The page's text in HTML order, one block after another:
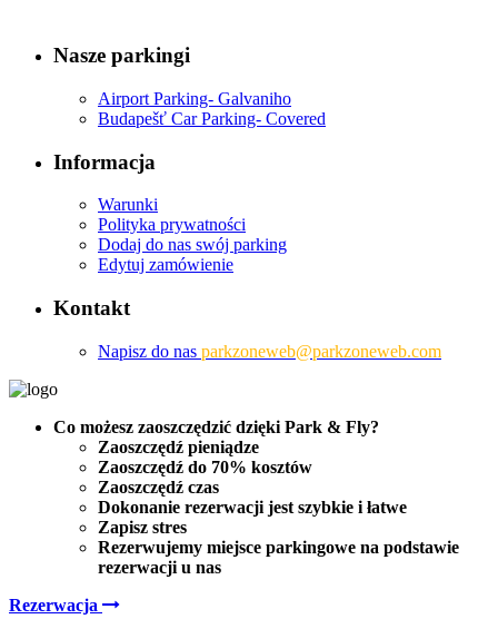
Nasze parkingi
Airport Parking- Galvaniho
Budapešť Car Parking- Covered
Informacja
Warunki
Polityka prywatności
Dodaj do nas swój parking
Edytuj zamówienie
Kontakt
Napisz do nas parkzoneweb@parkzoneweb.com
Co możesz zaoszczędzić dzięki Park & Fly?
Zaoszczędź pieniądze
Zaoszczędź do 70% kosztów
Zaoszczędź czas
Dokonanie rezerwacji jest szybkie i łatwe
Zapisz stres
Rezerwujemy miejsce parkingowe na podstawie
rezerwacji u nas
Rezerwacja